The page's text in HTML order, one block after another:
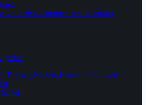
– alle 38 Bachblüten schnell erklärt
Tieren – Katzen, Hunde, Pferde und
Mittel